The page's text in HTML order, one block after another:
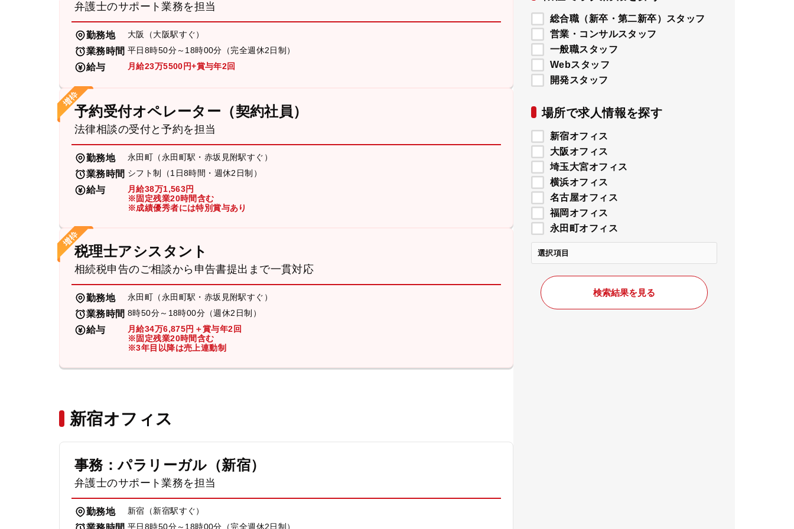
総合職（新卒・第二新卒）スタッフ
営業・コンサルスタッフ
一般職スタッフ
Webスタッフ
開発スタッフ
場所で求人情報を探す
新宿オフィス
大阪オフィス
埼玉大宮オフィス
横浜オフィス
名古屋オフィス
福岡オフィス
永田町オフィス
選択項目
検索結果を見る
弁護士のサポート業務を担当
勤務地 大阪（大阪駅すぐ）
業務時間 平日8時50分～18時00分（完全週休2日制）
給与 月給23万5500円+賞与年2回
予約受付オペレーター（契約社員）
法律相談の受付と予約を担当
勤務地 永田町（永田町駅・赤坂見附駅すぐ）
業務時間 シフト制（1日8時間・週休2日制）
給与
月給38万1,563円
※固定残業20時間含む
※成績優秀者には特別賞与あり
税理士アシスタント
相続税申告のご相談から申告書提出まで一貫対応
勤務地 永田町（永田町駅・赤坂見附駅すぐ）
業務時間 8時50分～18時00分（週休2日制）
給与
月給34万6,875円＋賞与年2回
※固定残業20時間含む
※3年目以降は売上連動制
新宿オフィス
事務：パラリーガル（新宿）
弁護士のサポート業務を担当
勤務地 新宿（新宿駅すぐ）
平日8時50分～18時00分（完全週休2日制）